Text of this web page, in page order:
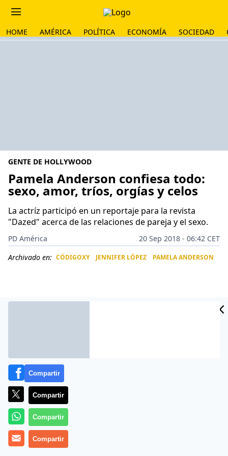
HOME AMÉRICA POLÍTICA ECONOMÍA SOCIEDAD
GENTE DE HOLLYWOOD
Pamela Anderson confiesa todo:
sexo, amor, tríos, orgías y celos
La actríz participó en un reportaje para la revista
"Dazed" acerca de las relaciones de pareja y el sexo.
PD América
20 Sep 2018 - 06:42 CET
Archivado en: CÓDIGOXY JENNIFER LÓPEZ PAMELA ANDERSON
Más información
Compartir
Compartir
Compartir
Compartir